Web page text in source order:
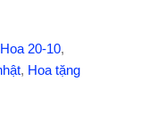
Hoa 20-10,
, Hoa tặng